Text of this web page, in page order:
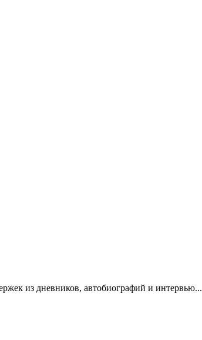
из дневников, автобиографий и интервью...